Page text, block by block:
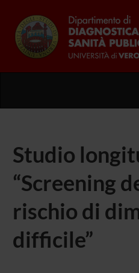
Studio
“Screening
rischio di
difficile”